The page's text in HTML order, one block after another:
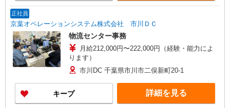
／バイク・自転車通勤OKなどの勤務地もアリ
正社員
京葉オペレーションシステム株式会社 市川ＤＣ
物流センター事務
月給212,000円〜222,000円（経験・能力によ
ります）
市川DC 千葉県市川市二俣新町20-1
キープ 詳細を見る